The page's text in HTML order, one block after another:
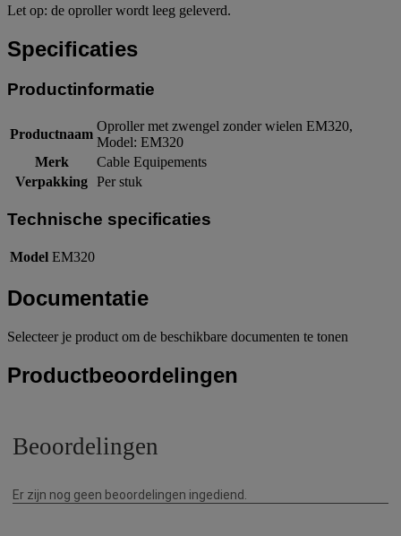
Let op: de oproller wordt leeg geleverd.
Specificaties
Productinformatie
Productnaam
Oproller met zwengel zonder wielen EM320,
Model: EM320
Merk
Cable Equipements
Verpakking Per stuk
Technische specificaties
Model EM320
Documentatie
Selecteer je product om de beschikbare documenten te tonen
Productbeoordelingen